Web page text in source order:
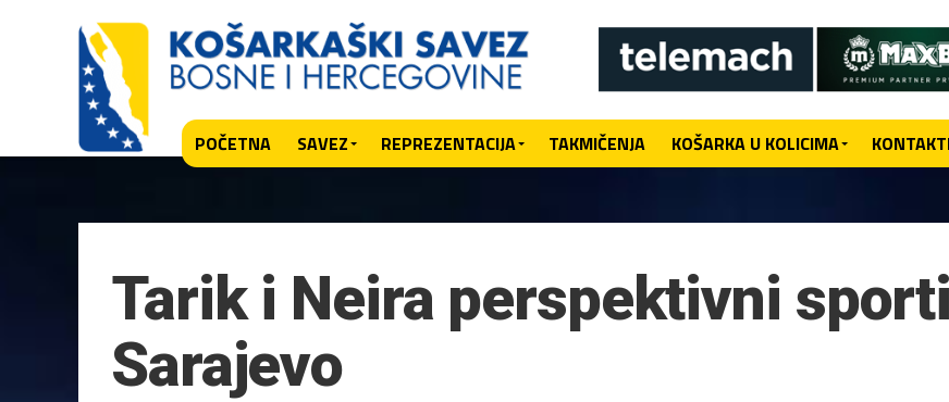
POČETNA SAVEZ REPREZENTACIJA TAKMIČENJA KOŠARKA U KOLICIMA
Tarik i Neira perspektivni
Sarajevo